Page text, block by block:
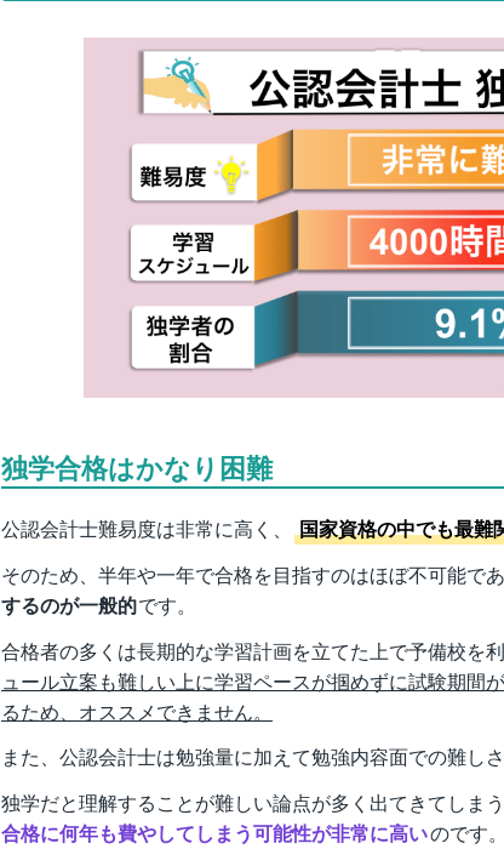
独学合格はかなり困難
公認会計士難易度は非常に高く、 国家資格の中でも最難
そのため、半年や一年で合格を目指すのはほぼ不可能であ
するのが一般的です。
合格者の多くは長期的な学習計画を立てた上で予備校を利
ュール立案も難しい上に学習ペースが掴めずに試験期間
るため、オススメできません。
また、公認会計士は勉強量に加えて勉強内容面での難しさ
独学だと理解することが難しい論点が多く出てきてしまう
合格に何年も費やしてしまう可能性が非常に高いのです。